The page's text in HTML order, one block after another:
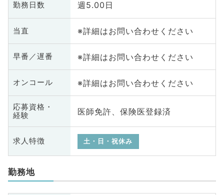
勤務日数 週5.00日
当直 ※詳細はお問い合わせください
早番／遅番 ※詳細はお問い合わせください
オンコール ※詳細はお問い合わせください
応募資格・
経験
医師免許、保険医登録済
求人特徴 土・日・祝休み
勤務地